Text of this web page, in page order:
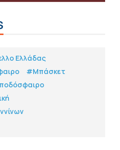
Ελλάδας
#Μπάσκετ